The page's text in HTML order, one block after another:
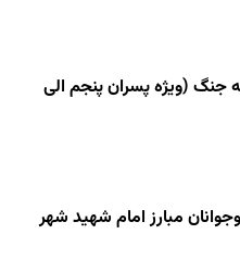
جنگ (ویژه پسران پنجم الی
مبارز امام شهید شهر